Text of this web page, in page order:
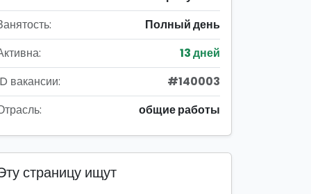
Полный день
13 дней
вакансии:
#140003
общие работы
страницу ищут